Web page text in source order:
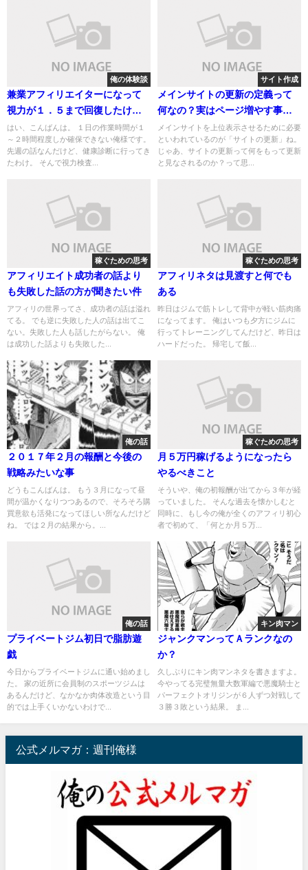
俺の体験談
兼業アフィリエイターになって
視力が１．５まで回復したけど
報酬が回復しないので複雑な気
持ちな件
はい、こんばんは。 １日の作業時間が１
～２時間程度しか確保できない俺様です。
先週の話なんだけど、健康診断に行ってき
たわけ。 そんで視力検査...
サイト作成
メインサイトの更新の定義って
何なの？実はページ増やす事だ
けじゃない
メインサイトを上位表示させるために必要
といわれているのが「サイトの更新」ね。
じゃあ、サイトの更新って何をもって更新
と見なされるのか？って思...
稼ぐための思考
アフィリエイト成功者の話より
も失敗した話の方が聞きたい件
アフィリの世界ってさ、成功者の話は溢れ
てる。 でも逆に失敗した人の話は出てこ
ない。失敗した人も話したがらない。 俺
は成功した話よりも失敗した...
稼ぐための思考
アフィリネタは見渡すと何でも
ある
昨日はジムで筋トレして背中が軽い筋肉痛
になってます。 俺はいつも夕方にジムに
行ってトレーニングしてんだけど、昨日は
ハードだった。 帰宅して飯...
俺の話
２０１７年２月の報酬と今後の
戦略みたいな事
どうもこんばんは。 もう３月になって昼
間が温かくなりつつあるので、そろそろ購
買意欲も活発になってほしい所なんだけど
ね。 では２月の結果から。...
稼ぐための思考
月５万円稼げるようになったら
やるべきこと
そういや、俺の初報酬が出てから３年が経
っていました。 そんな過去を懐かしむと
同時に、もし今の俺が全くのアフィリ初心
者で初めて、「何とか月５万...
俺の話
プライベートジム初日で脂肪遊
戯
今日からプライベートジムに通い始めまし
た。 家の近所に会員制のスポーツジムは
あるんだけど、なかなか肉体改造という目
的では上手くいかないわけで...
キン肉マン
ジャンクマンってＡランクなの
か？
久しぶりにキン肉マンネタを書きますよ。
今やってる完璧無量大数軍編で悪魔騎士と
パーフェクトオリジンが６人ずつ対戦して
３勝３敗という結果。 ま...
公式メルマガ：週刊俺様